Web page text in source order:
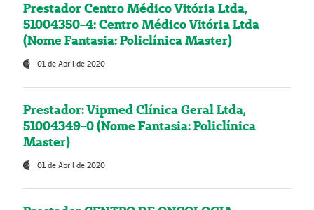
Prestador Centro Médico Vitória Ltda,
51004350-4: Centro Médico Vitória Ltda
(Nome Fantasia: Policlínica Master)
01 de Abril de 2020
Prestador: Vipmed Clínica Geral Ltda,
51004349-0 (Nome Fantasia: Policlínica
Master)
01 de Abril de 2020